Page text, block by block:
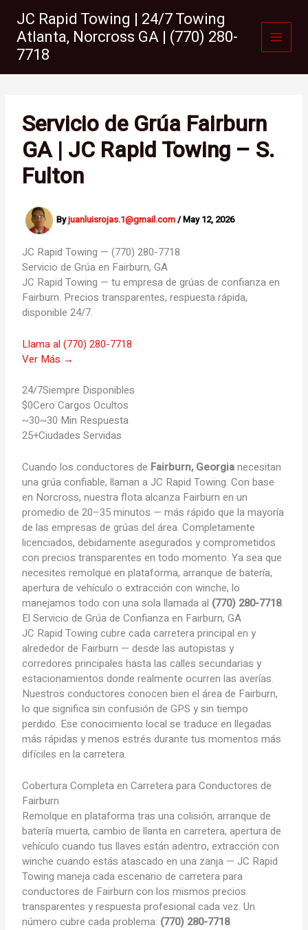
content
JC Rapid Towing | 24/7 Towing
Atlanta, Norcross GA | (770) 280-
7718
Servicio de Grúa Fairburn
GA | JC Rapid Towing – S.
Fulton
Byjuanluisrojas.1@gmail.com/May 12, 2026
JC Rapid Towing — (770) 280-7718
Servicio de Grúa en Fairburn, GA
JC Rapid Towing — tu empresa de grúas de confianza en
Fairburn. Precios transparentes, respuesta rápida,
disponible 24/7.
Llama al (770) 280-7718
Ver Más →
24/7Siempre Disponibles
$0Cero Cargos Ocultos
~30~30 Min Respuesta
25+Ciudades Servidas
Cuando los conductores de Fairburn, Georgianecesitan
una grúa confiable, llaman a JC Rapid Towing. Con base
en Norcross, nuestra flota alcanza Fairburn en un
promedio de 20–35 minutos — más rápido que la mayoría
de las empresas de grúas del área. Completamente
licenciados, debidamente asegurados y comprometidos
con precios transparentes en todo momento. Ya sea que
necesites remolque en plataforma, arranque de batería,
apertura de vehículo o extracción con winche, lo
manejamos todo con una sola llamada al (770) 280-7718.
El Servicio de Grúa deConfianza en Fairburn, GA
JC Rapid Towing cubre cada carretera principal en y
alrededor de Fairburn — desde las autopistas y
corredores principales hasta las calles secundarias y
estacionamientos donde realmente ocurren las averías.
Nuestros conductores conocen bien el área de Fairburn,
lo que significa sin confusión de GPS y sin tiempo
perdido. Ese conocimiento local se traduce en llegadas
más rápidas y menos estrés durante tus momentos más
difíciles en la carretera.
Cobertura Completa en Carretera para Conductores de
Fairburn
Remolque en plataforma tras una colisión, arranque de
batería muerta, cambio de llanta en carretera, apertura de
vehículo cuando tus llaves están adentro, extracción con
winche cuando estás atascado en una zanja — JC Rapid
Towing maneja cada escenario de carretera para
conductores de Fairburn con los mismos precios
transparentes y respuesta profesional cada vez. Un
número cubre cada problema: (770) 280-7718.